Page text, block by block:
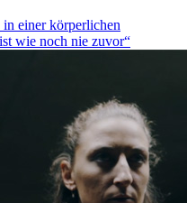
einer körperlichen
wie noch nie zuvor“